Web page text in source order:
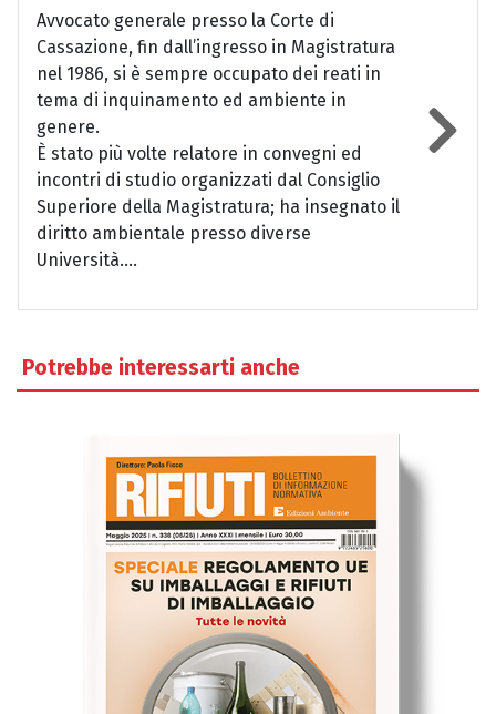
Avvocato generale presso la Corte di
Cassazione, fin dall’ingresso in Magistratura
nel 1986, si è sempre occupato dei reati in
tema di inquinamento ed ambiente in
genere.
È stato più volte relatore in convegni ed
incontri di studio organizzati dal Consiglio
Superiore della Magistratura; ha insegnato il
diritto ambientale presso diverse
Università....
Potrebbe interessarti anche